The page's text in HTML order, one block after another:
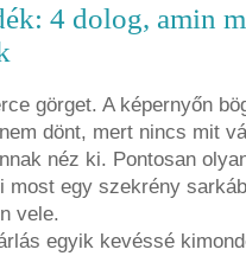
4 dolog, amin
görget. A képernyőn
dönt, mert nincs mit
néz ki. Pontosan
most egy szekrény
vele.
egyik kevéssé